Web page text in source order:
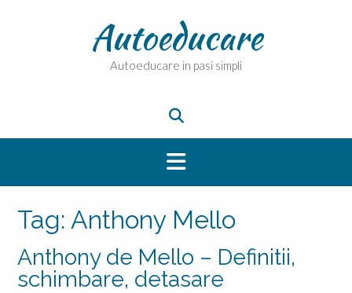
Autoeducare
Autoeducare in pasi simpli
Tag: Anthony Mello
Anthony de Mello – Definitii,
schimbare, detasare